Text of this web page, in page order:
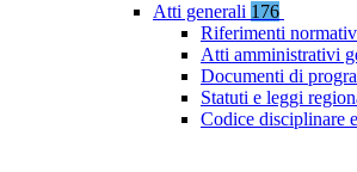
Atti generali 176
Riferimenti
Atti amministrativi
Documenti di
Statuti e leggi
Codice disciplinare